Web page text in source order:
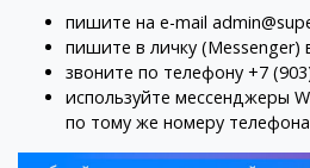
пишите на e-mail
пишите в личку (Messenger)
звоните по телефону +7
используйте мессенджеры
по тому же номеру телефона